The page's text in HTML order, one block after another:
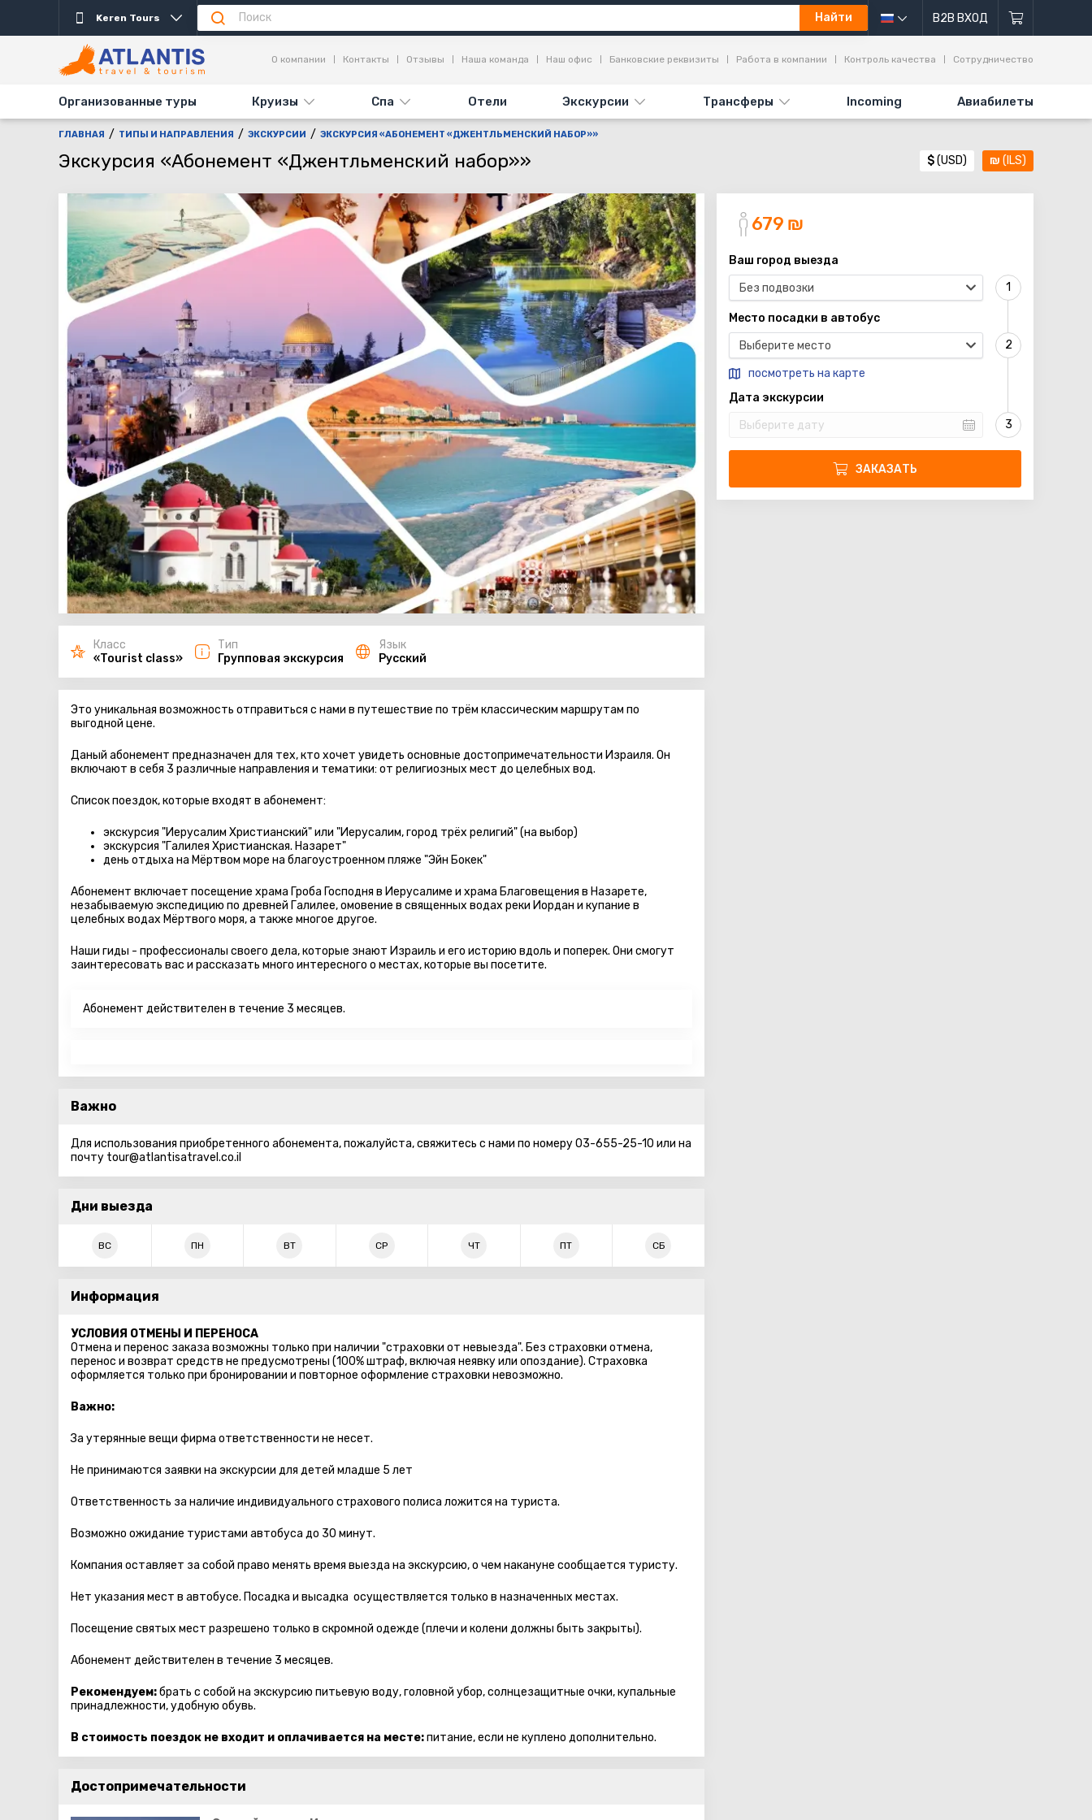
Keren Tours Найти B2B ВХОД
Организованные туры Круизы Спа Отели Экскурсии Трансферы Incoming Авиабилеты
О компании Контакты Отзывы Наша команда Наш офис Банковские реквизиты Работа в компании Контроль качества Сотрудничество
ГЛАВНАЯ ТИПЫ И НАПРАВЛЕНИЯ ЭКСКУРСИИ ЭКСКУРСИЯ «АБОНЕМЕНТ «ДЖЕНТЛЬМЕНСКИЙ НАБОР»»
Экскурсия «Абонемент «Джентльменский набор»» $(USD) ₪ (ILS)
Класс
«Tourist class»
Тип
Групповая экскурсия
Язык
Русский
Это уникальная возможность отправиться с нами в путешествие по трём классическим маршрутам по
выгодной цене.
Даный абонемент предназначен для тех, кто хочет увидеть основные достопримечательности Израиля. Он
включают в себя 3 различные направления и тематики: от религиозных мест до целебных вод.
Список поездок, которые входят в абонемент:
экскурсия "Иерусалим Христианский" или "Иерусалим, город трёх религий" (на выбор)
экскурсия "Галилея Христианская. Назарет"
день отдыха на Мёртвом море на благоустроенном пляже "Эйн Бокек"
Абонемент включает посещение храма Гроба Господня в Иерусалиме и храма Благовещения в Назарете,
незабываемую экспедицию по древней Галилее, омовение в священных водах реки Иордан и купание в
целебных водах Мёртвого моря, а также многое другое.
Наши гиды - профессионалы своего дела, которые знают Израиль и его историю вдоль и поперек. Они смогут
заинтересовать вас и рассказать много интересного о местах, которые вы посетите.
Абонемент действителен в течение 3 месяцев.
Важно
Для использования приобретенного абонемента, пожалуйста, свяжитесь с нами по номеру 03-655-25-10 или на
почту tour@atlantisatravel.co.il
Дни выезда
ВС ПН ВТ СР ЧТ ПТ СБ
Информация
УСЛОВИЯ ОТМЕНЫ И ПЕРЕНОСА
Отмена и перенос заказа возможны только при наличии "страховки от невыезда". Без страховки отмена,
перенос и возврат средств не предусмотрены (100% штраф, включая неявку или опоздание). Страховка
оформляется только при бронировании и повторное оформление страховки невозможно.
Важно:
За утерянные вещи фирма ответственности не несет.
Не принимаются заявки на экскурсии для детей младше 5 лет
Ответственность за наличие индивидуального страхового полиса ложится на туриста.
Возможно ожидание туристами автобуса до 30 минут.
Компания оставляет за собой право менять время выезда на экскурсию, о чем накануне сообщается туристу.
Нет указания мест в автобуcе. Посадка и высадка осуществляется только в назначенных местах.
Посещение святых мест разрешено только в скромной одежде (плечи и колени должны быть закрыты).
Абонемент действителен в течение 3 месяцев.
Рекомендуем:брать с собой на экскурсию питьевую воду, головной убор, солнцезащитные очки, купальные
принадлежности, удобную обувь.
В стоимость поездок не входит и оплачивается на месте:питание, если не куплено дополнительно.
Достопримечательности
Описание Описание Дни выезда Информация Достопримечательности Отзывы
679 ₪
Ваш город выезда
Без подвозки
Место посадки в автобус
Выберите место
посмотреть на карте
Дата экскурсии
ЗАКАЗАТЬ